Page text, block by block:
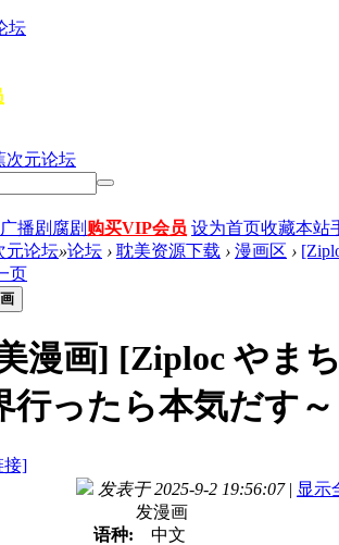
坛
广播剧 腐剧 购买VIP会员 设为首页收藏本站
元论坛»论坛 › 耽美资源下载 › 漫画区 ›
页
漫画] [Ziploc やま
行ったら本気だす
接]
发表于 2025-9-2 19:56:07 | 显示
发漫画
语种:
中文